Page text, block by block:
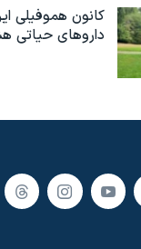
کانون هموفیلی
داروهای حیاتی